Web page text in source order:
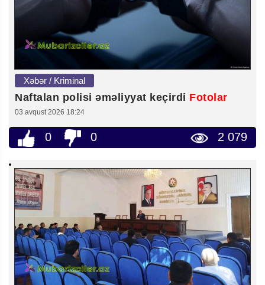
Xəbər / Kriminal
Naftalan polisi əməliyyat keçirdi Fotolar
03 avqust 2026 18:24
0 0 2 079